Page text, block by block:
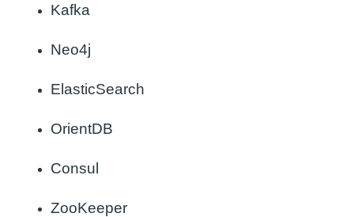
Kafka
Neo4j
ElasticSearch
OrientDB
Consul
ZooKeeper